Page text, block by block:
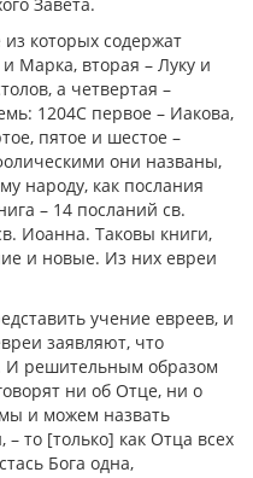
из которых содержат
Марка, вторая – Луку и
а четвертая –
1204С первое – Иакова,
пятое и шестое –
они названы,
народу, как послания
– 14 посланий св.
Иоанна. Таковы книги,
и новые. Из них евреи
учение евреев, и
заявляют, что
И решительным образом
ни об Отце, ни о
и можем назвать
то [только] как Отца всех
Бога одна,